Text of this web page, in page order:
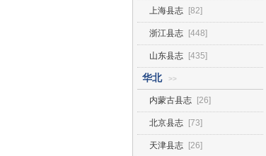
上海县志 [82]
浙江县志 [448]
山东县志 [435]
华北 >>
内蒙古县志 [26]
北京县志 [73]
天津县志 [26]